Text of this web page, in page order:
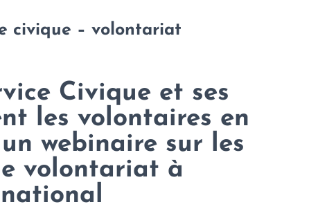
civique – volontariat
Civique et ses
les volontaires en
webinaire sur les
volontariat à